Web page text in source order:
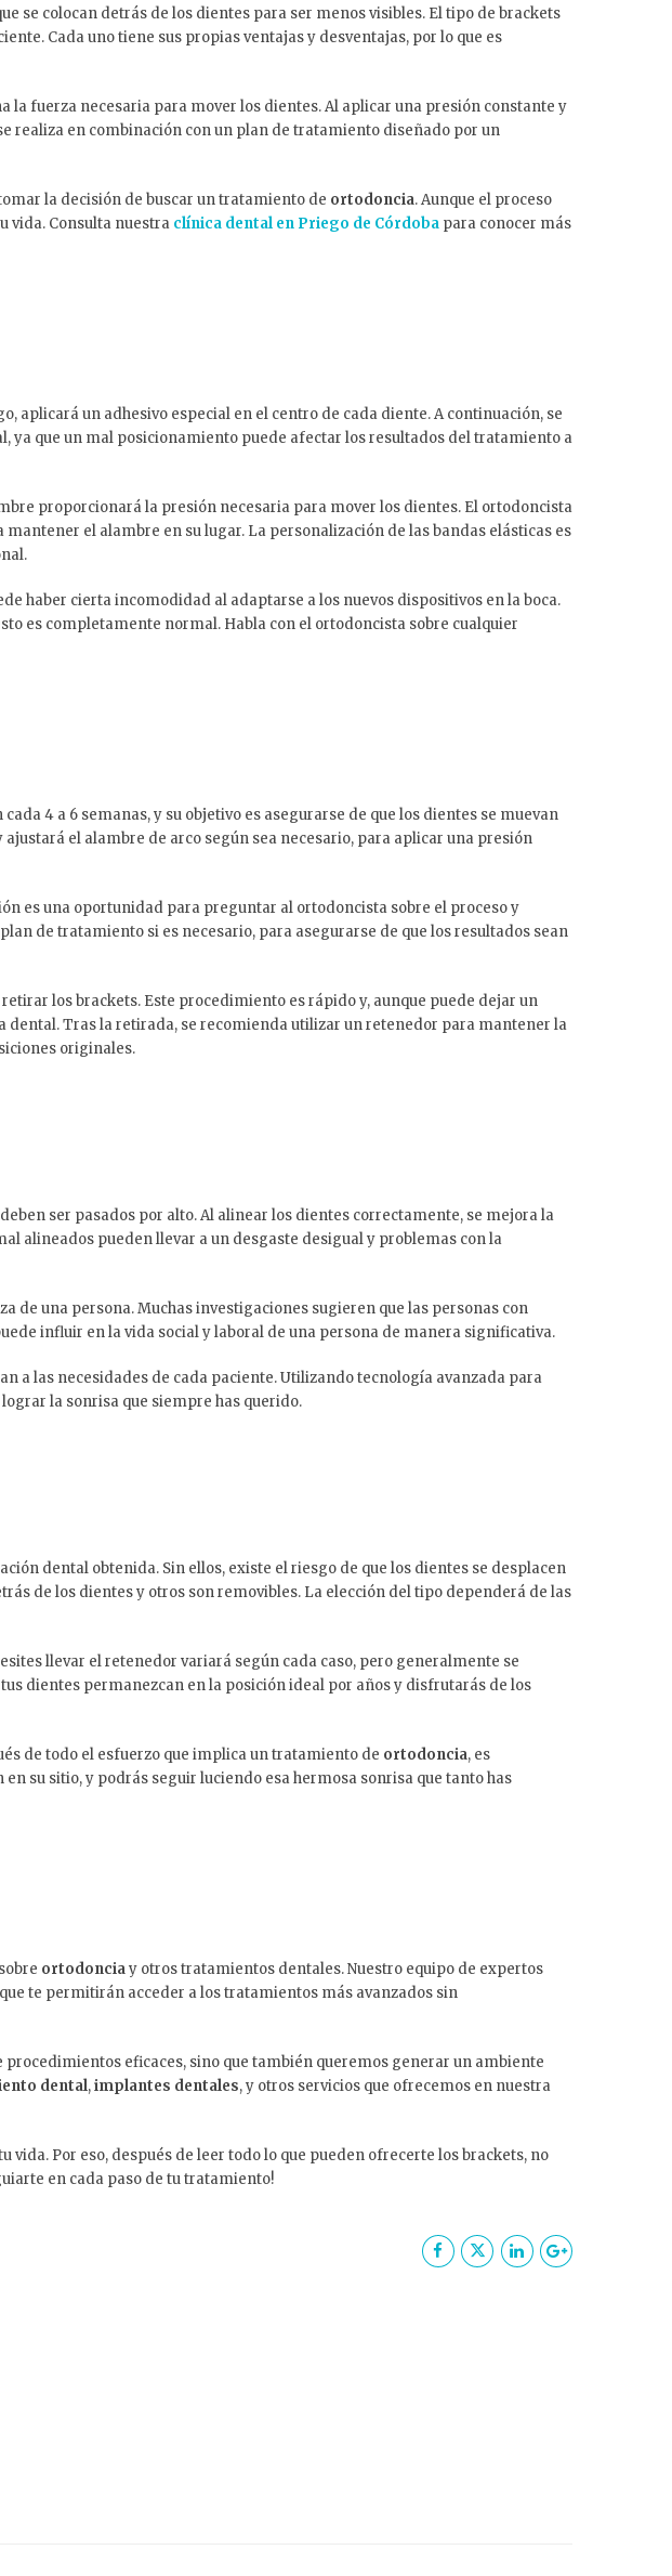
se colocan detrás de los dientes para ser menos visibles. El tipo de brackets
Cada uno tiene sus propias ventajas y desventajas, por lo que es
la fuerza necesaria para mover los dientes. Al aplicar una presión constante y
realiza en combinación con un plan de tratamiento diseñado por un
la decisión de buscar un tratamiento de ortodoncia. Aunque el proceso
vida. Consulta nuestra clínica dental en Priego de Córdoba para conocer más
aplicará un adhesivo especial en el centro de cada diente. A continuación, se
ya que un mal posicionamiento puede afectar los resultados del tratamiento a
proporcionará la presión necesaria para mover los dientes. El ortodoncista
el alambre en su lugar. La personalización de las bandas elásticas es
haber cierta incomodidad al adaptarse a los nuevos dispositivos en la boca.
es completamente normal. Habla con el ortodoncista sobre cualquier
4 a 6 semanas, y su objetivo es asegurarse de que los dientes se muevan
el alambre de arco según sea necesario, para aplicar una presión
es una oportunidad para preguntar al ortodoncista sobre el proceso y
de tratamiento si es necesario, para asegurarse de que los resultados sean
los brackets. Este procedimiento es rápido y, aunque puede dejar un
Tras la retirada, se recomienda utilizar un retenedor para mantener la
originales.
ser pasados por alto. Al alinear los dientes correctamente, se mejora la
alineados pueden llevar a un desgaste desigual y problemas con la
de una persona. Muchas investigaciones sugieren que las personas con
influir en la vida social y laboral de una persona de manera significativa.
a las necesidades de cada paciente. Utilizando tecnología avanzada para
la sonrisa que siempre has querido.
dental obtenida. Sin ellos, existe el riesgo de que los dientes se desplacen
de los dientes y otros son removibles. La elección del tipo dependerá de las
llevar el retenedor variará según cada caso, pero generalmente se
dientes permanezcan en la posición ideal por años y disfrutarás de los
de todo el esfuerzo que implica un tratamiento de ortodoncia, es
su sitio, y podrás seguir luciendo esa hermosa sonrisa que tanto has
ortodonciay otros tratamientos dentales. Nuestro equipo de expertos
te permitirán acceder a los tratamientos más avanzados sin
eficaces, sino que también queremos generar un ambiente
dental,implantes dentales, y otros servicios que ofrecemos en nuestra
Por eso, después de leer todo lo que pueden ofrecerte los brackets, no
en cada paso de tu tratamiento!